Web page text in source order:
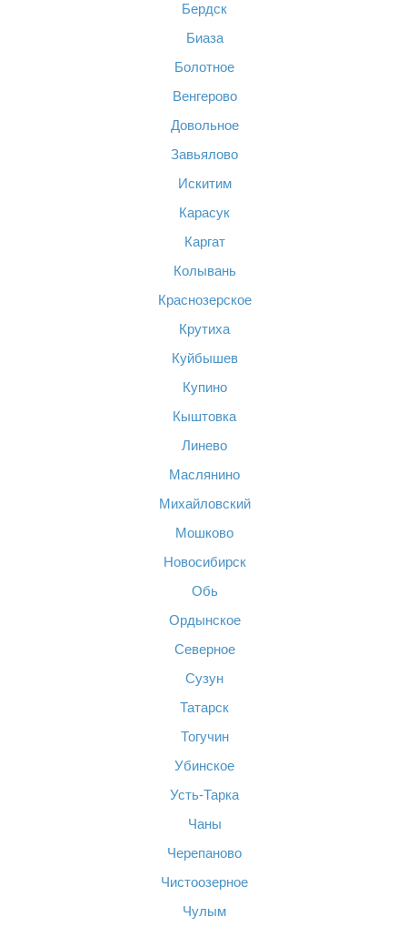
Бердск
Биаза
Болотное
Венгерово
Довольное
Завьялово
Искитим
Карасук
Каргат
Колывань
Краснозерское
Крутиха
Куйбышев
Купино
Кыштовка
Линево
Маслянино
Михайловский
Мошково
Новосибирск
Обь
Ордынское
Северное
Сузун
Татарск
Тогучин
Убинское
Усть-Тарка
Чаны
Черепаново
Чистоозерное
Чулым